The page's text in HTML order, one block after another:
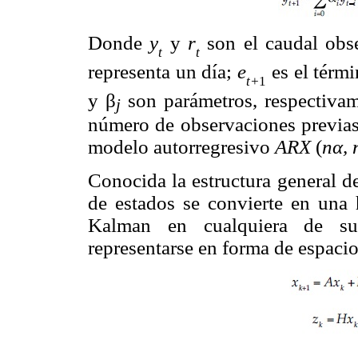
Dondeyt y rt son el caudal
representa un día;et+1 es el
y βj son parámetros,
número de observaciones
modelo autorregresivoARX(nα,
Conocida la estructura general
de estados se convierte en
Kalman en cualquiera de
representarse en forma de